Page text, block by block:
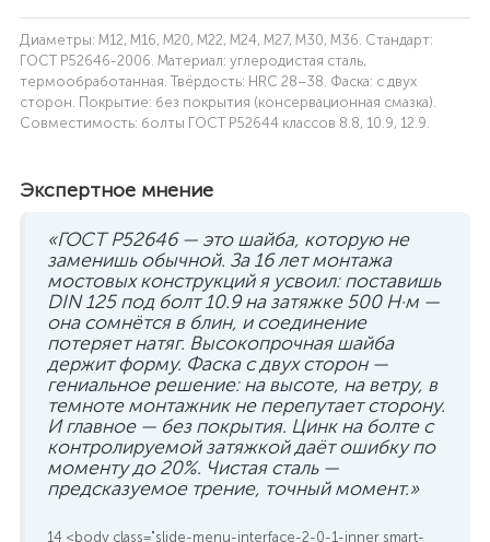
Диаметры: M12, M16, M20, M22, M24, M27, M30, M36. Стандарт:
ГОСТ Р52646-2006. Материал: углеродистая сталь,
термообработанная. Твёрдость: HRC 28–38. Фаска: с двух
сторон. Покрытие: без покрытия (консервационная смазка).
Совместимость: болты ГОСТ Р52644 классов 8.8, 10.9, 12.9.
Экспертное мнение
«ГОСТ Р52646 — это шайба, которую не
заменишь обычной. За 16 лет монтажа
мостовых конструкций я усвоил: поставишь
DIN 125 под болт 10.9 на затяжке 500 Н·м —
она сомнётся в блин, и соединение
потеряет натяг. Высокопрочная шайба
держит форму. Фаска с двух сторон —
гениальное решение: на высоте, на ветру, в
темноте монтажник не перепутает сторону.
И главное — без покрытия. Цинк на болте с
контролируемой затяжкой даёт ошибку по
моменту до 20%. Чистая сталь —
предсказуемое трение, точный момент.»